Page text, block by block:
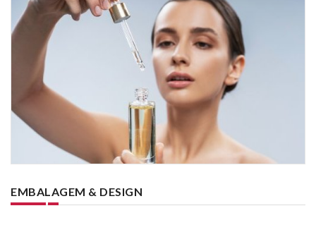
EMBALAGEM & DESIGN